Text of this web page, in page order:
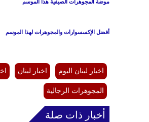
موضة المجوهرات الصيفية هذا الموسم
أفضل الإكسسوارات والمجوهرات لهذا الموسم
اخبار لبنان اليوم اخبار لبنان
المجوهرات الرجالية
أخبار ذات صلة